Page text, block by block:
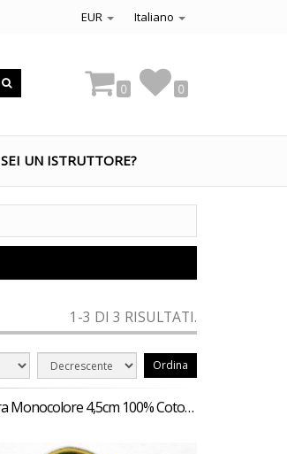
EUR Italiano
0 0
SEI UN ISTRUTTORE?
1-3 DI 3 RISULTATI.
Ordina
Cintura Monocolore 4,5cm 100% Cotone